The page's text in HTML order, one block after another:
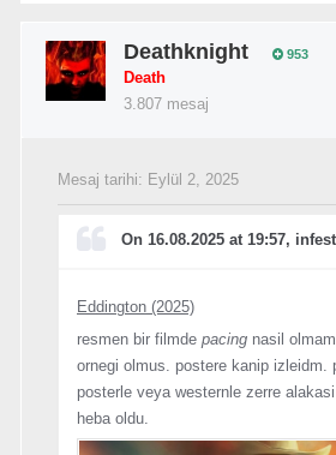
Deathknight 953
Death
3.807 mesaj
Mesaj tarihi: Eylül 2, 2025
On 16.08.2025 at 19:57,
Eddington (2025)
resmen bir filmde pacing nasil
ornegi olmus. postere kanip izleidm.
posterle veya westernle zerre
heba oldu.